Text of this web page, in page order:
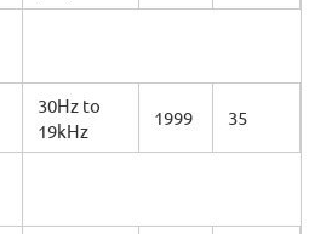
30Hz to
19kHz
1999 35